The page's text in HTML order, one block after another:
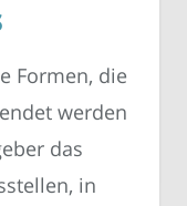
Formen, die
werden
das
in